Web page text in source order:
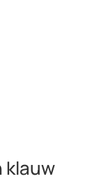
klauw